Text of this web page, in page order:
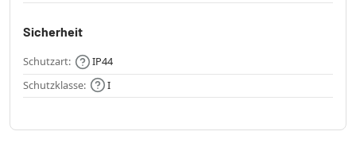
Sicherheit
Schutzart:
IP44
Schutzklasse:
I